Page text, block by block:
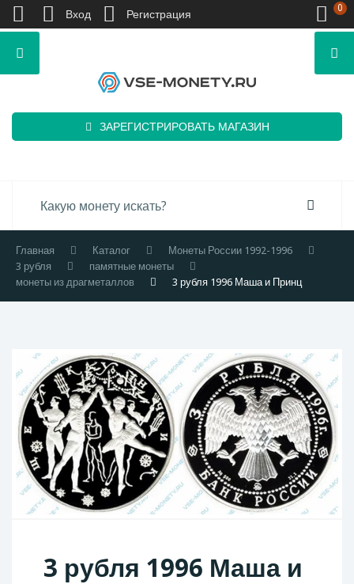
ЗАРЕГИСТРИРОВАТЬ МАГАЗИН
Главная Каталог
Монеты России 1992-1996
3 рубля
памятные монеты
монеты из драгметаллов
3 рубля 1996 Маша и Принц
3 рубля 1996 Маша и
Вход Регистрация 0